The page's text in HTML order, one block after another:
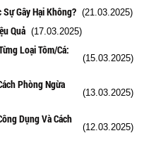
Gây Hại Không? (21.03.2025)
Quả (17.03.2025)
Loại Tôm/Cá:
(15.03.2025)
Phòng Ngừa
(13.03.2025)
Dụng Và Cách
(12.03.2025)